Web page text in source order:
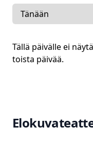
Tällä päivälle ei
toista päivää.